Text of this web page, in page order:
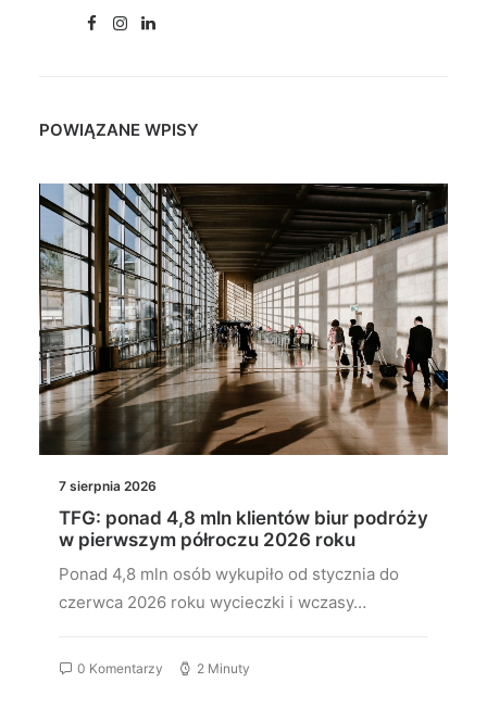
POWIĄZANE WPISY
7 sierpnia 2026
TFG: ponad 4,8 mln klientów biur podróży
w pierwszym półroczu 2026 roku
Ponad 4,8 mln osób wykupiło od stycznia do
czerwca 2026 roku wycieczki i wczasy…
0 Komentarzy 2 Minuty